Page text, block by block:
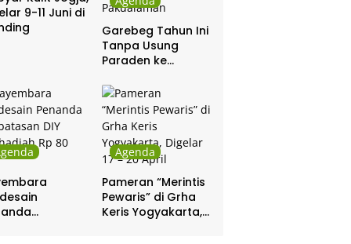
9-11 Juni di
Garebeg Tahun Ini
Tanpa Usung
Paraden ke
Pakualaman
Agenda
Pameran “Merintis
Pewaris” di Grha
Keris Yogyakarta,